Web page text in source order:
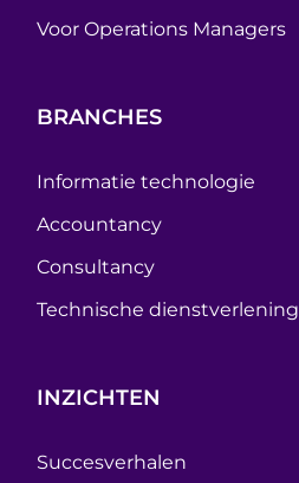
Voor Operations Managers
BRANCHES
Informatie technologie
Accountancy
Consultancy
Technische dienstverlening
INZICHTEN
Succesverhalen